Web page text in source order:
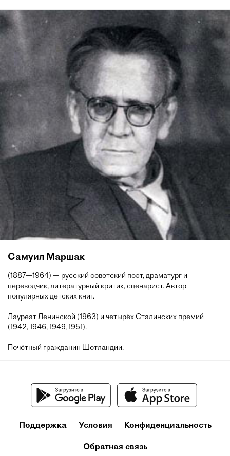
Самуил Маршак
(1887—1964) — русский советский поэт, драматург и
переводчик, литературный критик, сценарист. Автор
популярных детских книг.
Лауреат Ленинской (1963) и четырёх Сталинских премий
(1942, 1946, 1949, 1951).
Почётный гражданин Шотландии.
Поддержка Условия Конфиденциальность
Обратная связь